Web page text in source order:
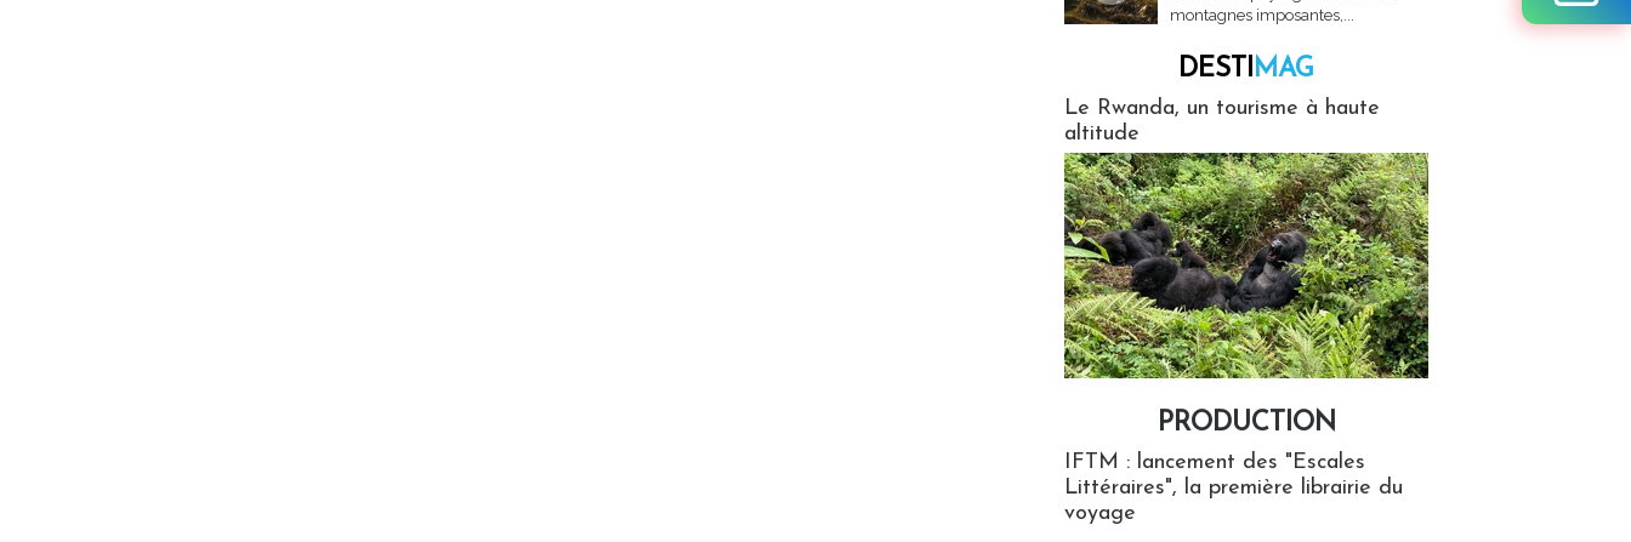
montagnes imposantes,...
DESTIMAG
Le Rwanda, un tourisme à haute
altitude
PRODUCTION
IFTM : lancement des "Escales
Littéraires", la première librairie du
voyage